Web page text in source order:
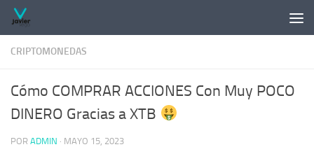
Saltar al contenido
CRIPTOMONEDAS
Cómo COMPRAR ACCIONES Con Muy POCO
DINERO Gracias a XTB
POR ADMIN · MAYO 15, 2023